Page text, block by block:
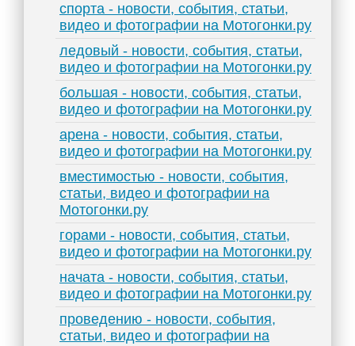
спорта - новости, события, статьи,
видео и фотографии на Мотогонки.ру
ледовый - новости, события, статьи,
видео и фотографии на Мотогонки.ру
большая - новости, события, статьи,
видео и фотографии на Мотогонки.ру
арена - новости, события, статьи,
видео и фотографии на Мотогонки.ру
вместимостью - новости, события,
статьи, видео и фотографии на
Мотогонки.ру
горами - новости, события, статьи,
видео и фотографии на Мотогонки.ру
начата - новости, события, статьи,
видео и фотографии на Мотогонки.ру
проведению - новости, события,
статьи, видео и фотографии на